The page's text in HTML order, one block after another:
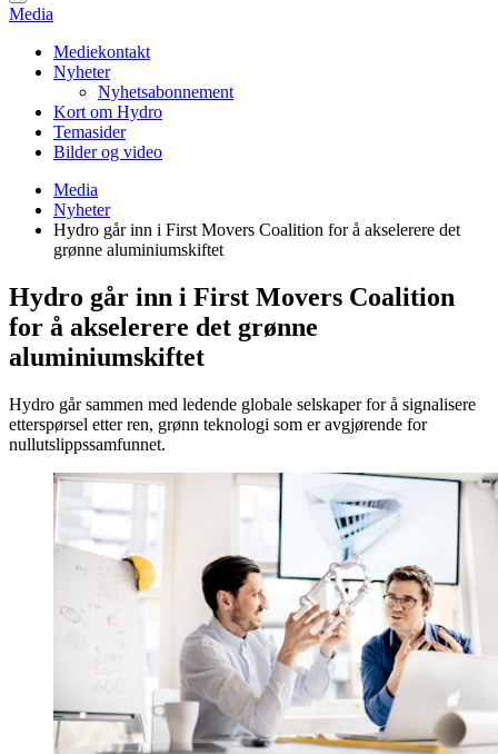
Media
Mediekontakt
Nyheter
Nyhetsabonnement
Kort om Hydro
Temasider
Bilder og video
Media
Nyheter
Hydro går inn i First Movers Coalition for å akselerere det
grønne aluminiumskiftet
Hydro går inn i First Movers Coalition
for å akselerere det grønne
aluminiumskiftet
Hydro går sammen med ledende globale selskaper for å signalisere
etterspørsel etter ren, grønn teknologi som er avgjørende for
nullutslippssamfunnet.